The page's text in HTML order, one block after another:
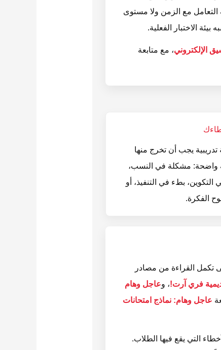
التعامل مع الزمن ولا مستوى
الاختبار الفعلية.
الإلكتروني، مع متابعة
يجب أن تخرج منها
واضحة: مشكلة في النسب،
بطء في التنفيذ، أو
الفكرة.
القراءة من مصادر
، وعاجل وهام
عاجل وهام: نماذج امتحانات
التي يقع فيها الطلاب.